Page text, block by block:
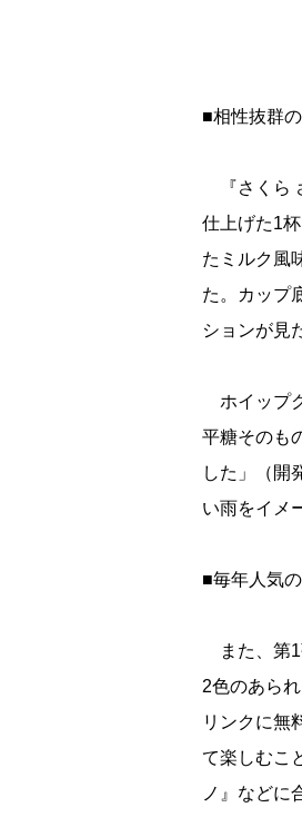
■相性抜群
『さくら
仕上げた1
たミルク風
た。カップ
ションが見
ホイップ
平糖そのも
した」（開
い雨をイメ
■毎年人気
また、第1
2色のあら
リンクに無
て楽しむこ
ノ』などに